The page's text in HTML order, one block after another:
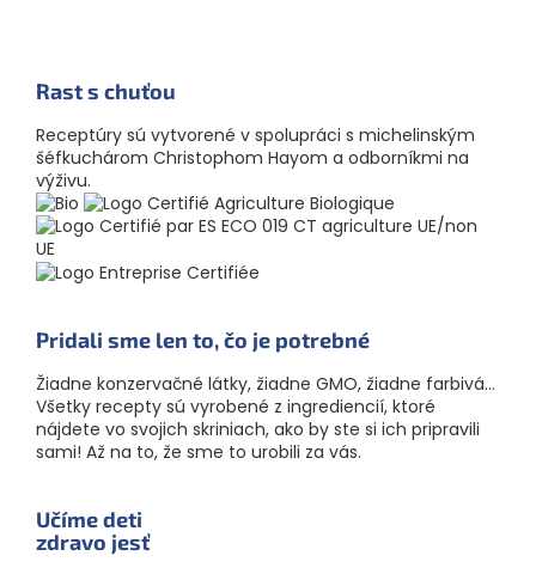
Rast s chuťou
Receptúry sú vytvorené v spolupráci s michelinským
šéfkuchárom Christophom Hayom a odborníkmi na
výživu.
Pridali sme len to, čo je potrebné
Žiadne konzervačné látky, žiadne GMO, žiadne farbivá...
Všetky recepty sú vyrobené z ingrediencií, ktoré
nájdete vo svojich skriniach, ako by ste si ich pripravili
sami! Až na to, že sme to urobili za vás.
Učíme deti
zdravo jesť